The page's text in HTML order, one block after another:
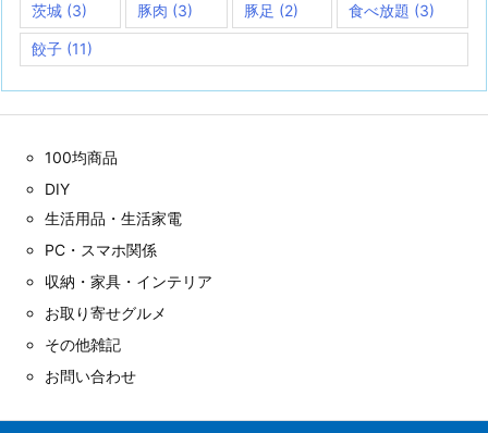
茨城 (3) 豚肉 (3) 豚足 (2) 食べ放題 (3)
餃子 (11)
100均商品
DIY
生活用品・生活家電
PC・スマホ関係
収納・家具・インテリア
お取り寄せグルメ
その他雑記
お問い合わせ